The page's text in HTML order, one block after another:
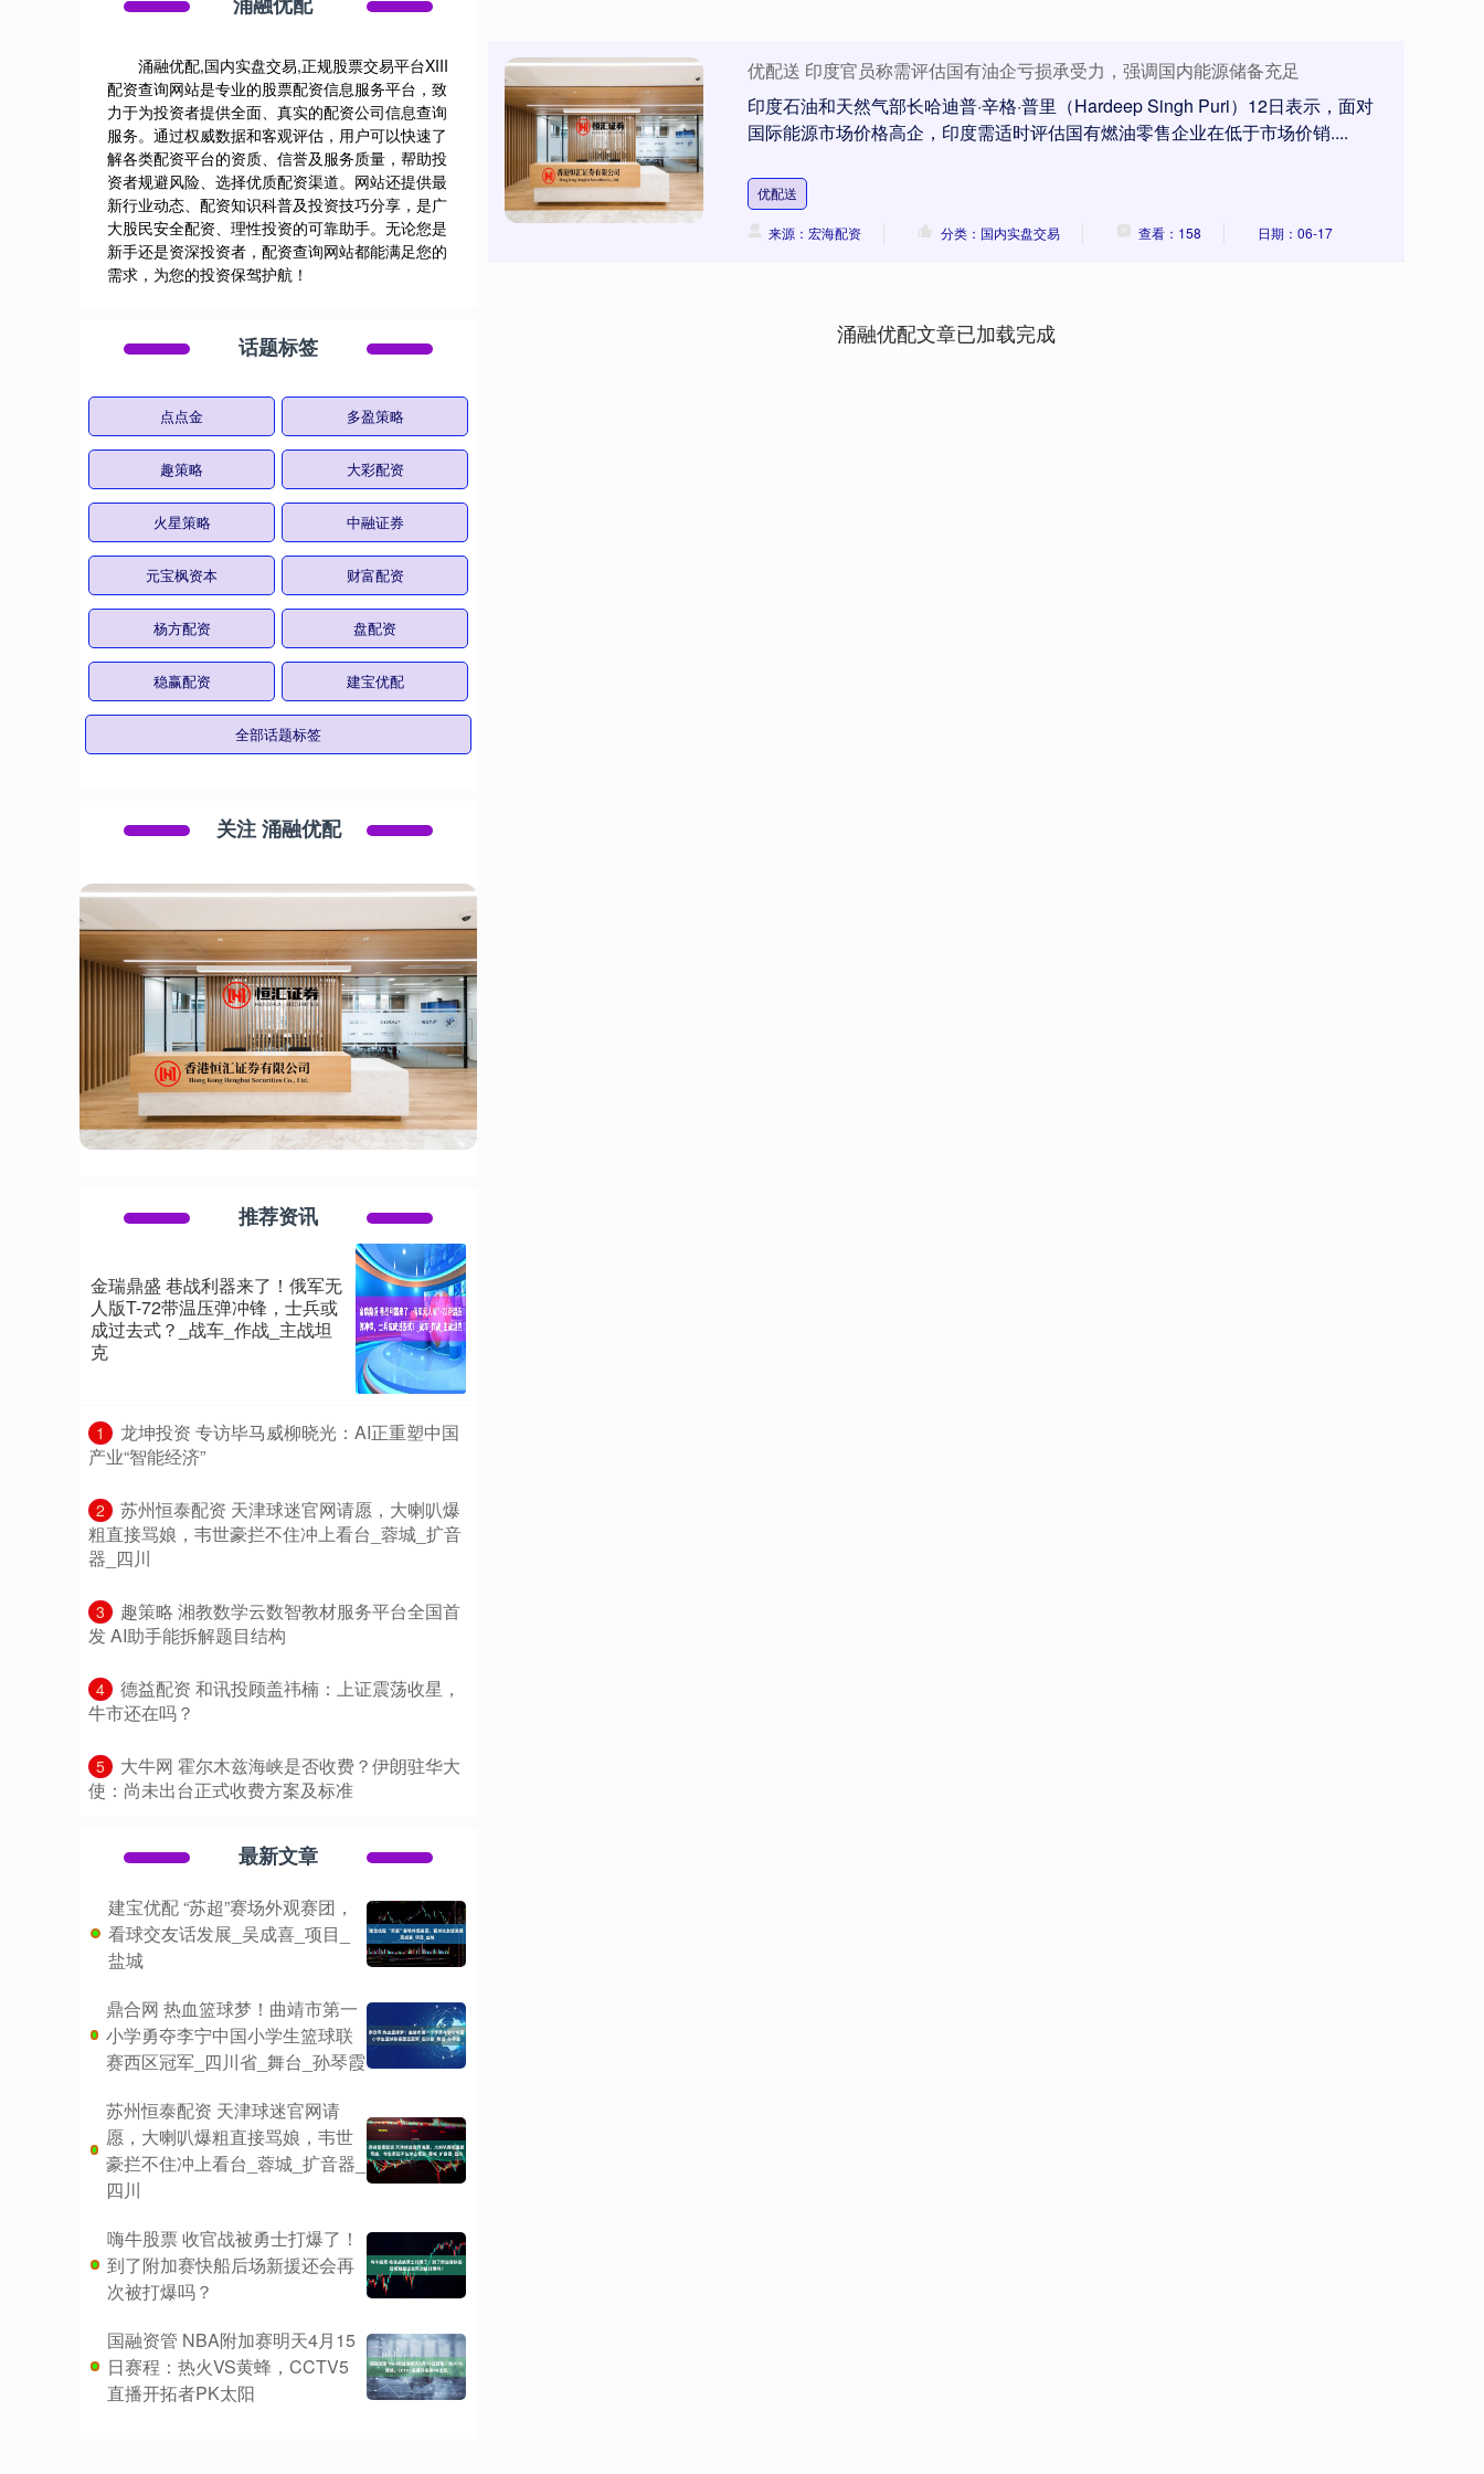
优配送 印度官员称需评估国有油企亏损承受力，强调国内能源储备充足
印度石油和天然气部长哈迪普·辛格·普里（Hardeep Singh Puri）12日表示，面对
国际能源市场价格高企，印度需适时评估国有燃油零售企业在低于市场价销....
优配送
来源：宏海配资 分类：国内实盘交易 查看：158 日期：06-17
涌融优配文章已加载完成
涌融优配,国内实盘交易,正规股票交易平台XIII‌
配资查询网站是专业的股票配资信息服务平台，致
力于为投资者提供全面、真实的配资公司信息查询
服务。通过权威数据和客观评估，用户可以快速了
解各类配资平台的资质、信誉及服务质量，帮助投
资者规避风险、选择优质配资渠道。网站还提供最
新行业动态、配资知识科普及投资技巧分享，是广
大股民安全配资、理性投资的可靠助手。无论您是
新手还是资深投资者，配资查询网站都能满足您的
需求，为您的投资保驾护航！
话题标签
点点金 多盈策略
趣策略 大彩配资
火星策略 中融证券
元宝枫资本 财富配资
杨方配资 盘配资
稳赢配资 建宝优配
全部话题标签
关注 涌融优配
推荐资讯
金瑞鼎盛 巷战利器来了！俄军无
人版T-72带温压弹冲锋，士兵或
成过去式？_战车_作战_主战坦
克
1
​龙坤投资 专访毕马威柳晓光：AI正重塑中国
产业“智能经济”
2
​苏州恒泰配资 天津球迷官网请愿，大喇叭爆
粗直接骂娘，韦世豪拦不住冲上看台_蓉城_扩音
器_四川
3
​趣策略 湘教数学云数智教材服务平台全国首
发 AI助手能拆解题目结构
4
​德益配资 和讯投顾盖祎楠：上证震荡收星，
牛市还在吗？
5
​大牛网 霍尔木兹海峡是否收费？伊朗驻华大
使：尚未出台正式收费方案及标准
最新文章
建宝优配 “苏超”赛场外观赛团，
看球交友话发展_吴成喜_项目_
盐城
鼎合网 热血篮球梦！曲靖市第一
小学勇夺李宁中国小学生篮球联
赛西区冠军_四川省_舞台_孙琴霞
苏州恒泰配资 天津球迷官网请
愿，大喇叭爆粗直接骂娘，韦世
豪拦不住冲上看台_蓉城_扩音器_
四川
嗨牛股票 收官战被勇士打爆了！
到了附加赛快船后场新援还会再
次被打爆吗？
国融资管 NBA附加赛明天4月15
日赛程：热火VS黄蜂，CCTV5
直播开拓者PK太阳